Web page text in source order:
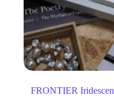
FRONTIER